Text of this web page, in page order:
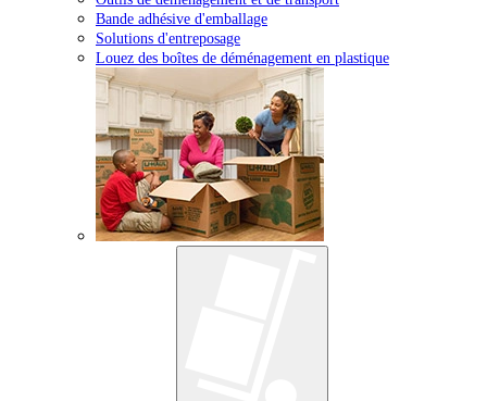
Bande adhésive d'emballage
Solutions d'entreposage
Louez des boîtes de déménagement en plastique